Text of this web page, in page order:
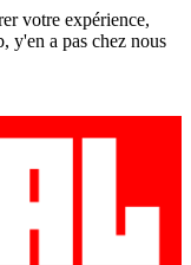
votre expérience,
y'en a pas chez nous